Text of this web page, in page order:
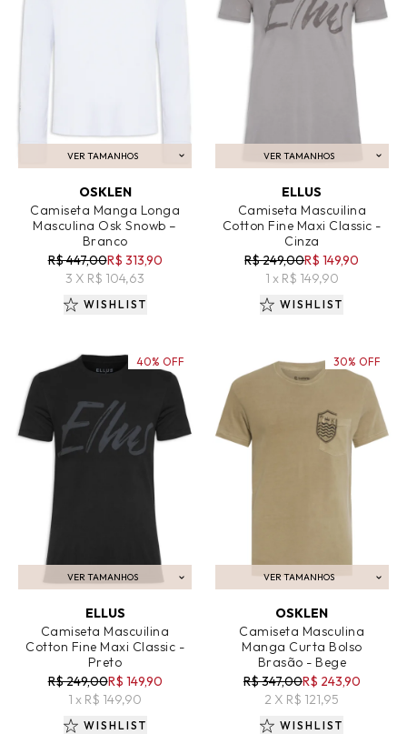
VER TAMANHOS
ADICIONAR AO CARRINHO
OSKLEN
Camiseta Manga Longa
Masculina Osk Snowb –
Branco
R$ 447,00R$ 313,90
3 X R$ 104,63
WISHLIST
VER TAMANHOS
ADICIONAR AO CARRINHO
ELLUS
Camiseta Mascuilina
Cotton Fine Maxi Classic -
Cinza
R$ 249,00R$ 149,90
1 x R$ 149,90
WISHLIST
VER TAMANHOS
ADICIONAR AO CARRINHO
ELLUS
Camiseta Mascuilina
Cotton Fine Maxi Classic -
Preto
R$ 249,00R$ 149,90
1 x R$ 149,90
40% OFF
WISHLIST
VER TAMANHOS
ADICIONAR AO CARRINHO
OSKLEN
Camiseta Masculina
Manga Curta Bolso
Brasão - Bege
R$ 347,00R$ 243,90
2 X R$ 121,95
30% OFF
WISHLIST